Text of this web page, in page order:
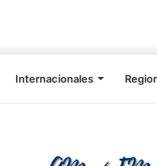
Internacionales